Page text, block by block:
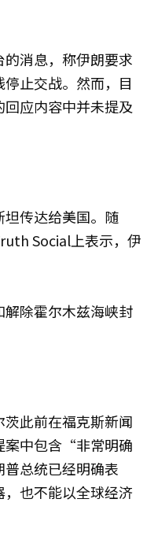
消息，称伊朗要求
止交战。然而，目
应内容中并未提及
传达给美国。随
Social上表示，伊
除霍尔木兹海峡封
此前在福克斯新闻
案中包含“非常明确
总统已经明确表
也不能以全球经济